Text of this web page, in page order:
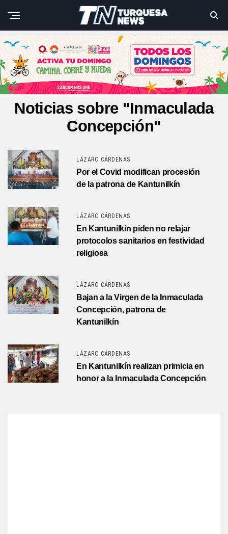
Noticias sobre "Inmaculada
Concepción"
LÁZARO CÁRDENAS
Por el Covid modifican procesión
de la patrona de Kantunilkín
LÁZARO CÁRDENAS
En Kantunilkín piden no relajar
protocolos sanitarios en festividad
religiosa
LÁZARO CÁRDENAS
Bajan a la Virgen de la Inmaculada
Concepción, patrona de
Kantunilkín
LÁZARO CÁRDENAS
En Kantunilkín realizan primicia en
honor a la Inmaculada Concepción